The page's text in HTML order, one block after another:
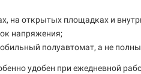
на открытых площадках и
напряжения;
полуавтомат, а не
удобен при ежедневной